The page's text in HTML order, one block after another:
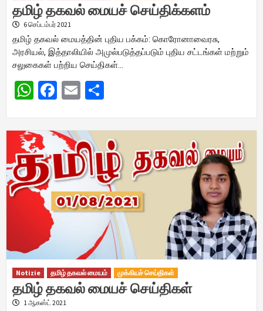
தமிழ் தகவல் மையச் செய்திக்களம்
6 செப்டம்பர் 2021
தமிழ் தகவல் மையத்தின் புதிய பக்கம்: கொரோனாவைரசு,
அரசியல், இத்தாலியில் அமுல்படுத்தப்படும் புதிய சட்டங்கள் மற்றும்
சலுகைகள் பற்றிய செய்திகள்…
WhatsApp
Facebook
Email
Notizie தமிழ் தகவல் மையம் முக்கியச் செய்திகள்
தமிழ் தகவல் மையச் செய்திகள்
1 ஆகஸ்ட் 2021